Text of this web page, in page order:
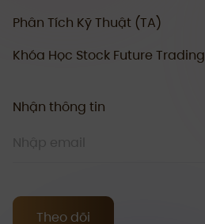
Phân Tích Kỹ Thuật (TA)
Khóa Học Stock Future Trading
Nhận thông tin
Theo dõi